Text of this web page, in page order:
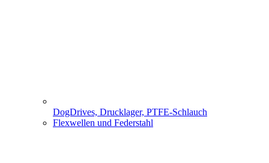
DogDrives, Drucklager, PTFE-Schlauch
Flexwellen und Federstahl